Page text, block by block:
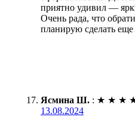
приятно удивил —
Очень рада, что
планирую сделать еще
Ясмина Ш. : ★ ★ ★
13.08.2024